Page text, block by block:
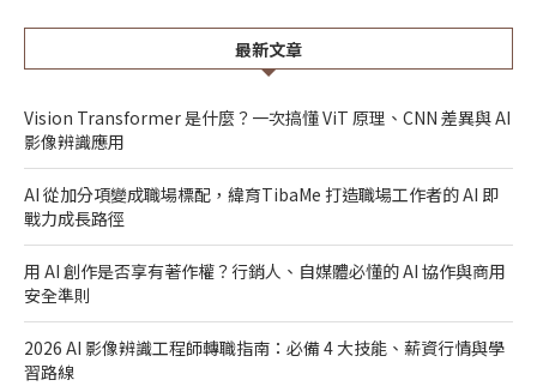
最新文章
Vision Transformer 是什麼？一次搞懂 ViT 原理、CNN 差異與 AI
影像辨識應用
AI 從加分項變成職場標配，緯育TibaMe 打造職場工作者的 AI 即
戰力成長路徑
用 AI 創作是否享有著作權？行銷人、自媒體必懂的 AI 協作與商用
安全準則
2026 AI 影像辨識工程師轉職指南：必備 4 大技能、薪資行情與學
習路線